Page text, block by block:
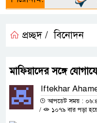
প্রচ্ছদ / বিনোদন
মাফিয়াদের সঙ্গে
Iftekhar
আপডেট সময় :
/
১০৭৯ বার পড়া